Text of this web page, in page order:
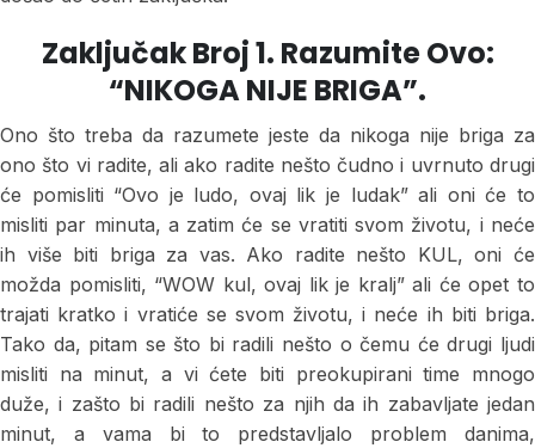
Zaključak Broj 1. Razumite Ovo:
“NIKOGA NIJE BRIGA”.
Ono što treba da razumete jeste da nikoga nije briga za
ono što vi radite, ali ako radite nešto čudno i uvrnuto drugi
će pomisliti “Ovo je ludo, ovaj lik je ludak” ali oni će to
misliti par minuta, a zatim će se vratiti svom životu, i neće
ih više biti briga za vas. Ako radite nešto KUL, oni će
možda pomisliti, “WOW kul, ovaj lik je kralj” ali će opet to
trajati kratko i vratiće se svom životu, i neće ih biti briga.
Tako da, pitam se što bi radili nešto o čemu će drugi ljudi
misliti na minut, a vi ćete biti preokupirani time mnogo
duže, i zašto bi radili nešto za njih da ih zabavljate jedan
minut, a vama bi to predstavljalo problem danima,